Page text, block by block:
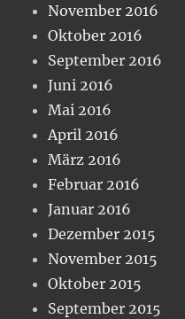
November 2016
Oktober 2016
September 2016
Juni 2016
Mai 2016
April 2016
März 2016
Februar 2016
Januar 2016
Dezember 2015
November 2015
Oktober 2015
September 2015